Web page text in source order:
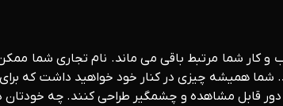
کار شما مرتبط باقی می ماند. نام تجاری شما
همیشه چیزی در کنار خود خواهید داشت که
دور قابل مشاهده و چشمگیر طراحی کنند. چه